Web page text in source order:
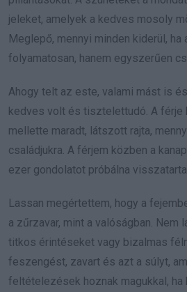
jeleket, amelyek a kedves mosoly
Meglepő, mennyi minden kiderül,
folyamatosan, hanem egyszerűen
Ahogy telt az este, valami mást is
kedves volt és tisztelettudó. A férje
mellette maradt, látszott rajta,
családjukra. A férjem közben a
ezer gondolatot próbálna
Lassan megértettem, hogy a
a zűrzavar, mint a valóságban. Nem
titkos érintéseket vagy bizalmas
feszengést, zavart és azt a súlyt,
feltételezések hoznak magukkal, ha